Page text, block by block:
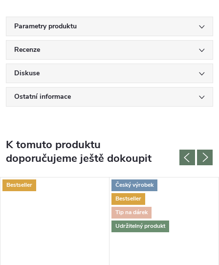
Parametry produktu
Recenze
Diskuse
Ostatní informace
K tomuto produktu
doporučujeme ještě dokoupit
Bestseller
Český výrobek
Bestseller
Tip na dárek
Udržitelný produkt